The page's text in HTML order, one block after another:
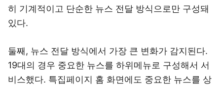
히 기계적이고 단순한 뉴스 전달 방식으로만 구성돼
있다.
둘째, 뉴스 전달 방식에서 가장 큰 변화가 감지된다.
19대의 경우 중요한 뉴스를 하위메뉴로 구성해서 서
비스했다. 특집페이지 홈 화면에도 중요한 뉴스를 상